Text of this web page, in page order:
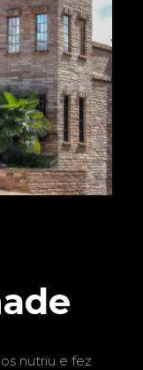
nutriu e fez